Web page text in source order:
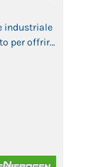
industriale
per offrire
[…]